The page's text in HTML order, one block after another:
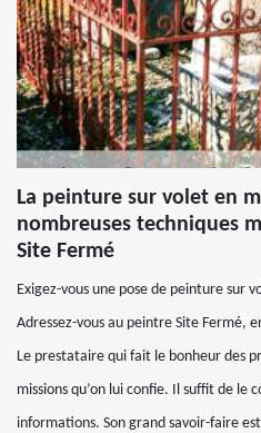
La peinture sur volet en
nombreuses techniques
Site Fermé
Exigez-vous une pose de peinture sur
Adressez-vous au peintre Site Fermé,
Le prestataire qui fait le bonheur des
missions qu’on lui confie. Il suffit de le
informations. Son grand savoir-faire